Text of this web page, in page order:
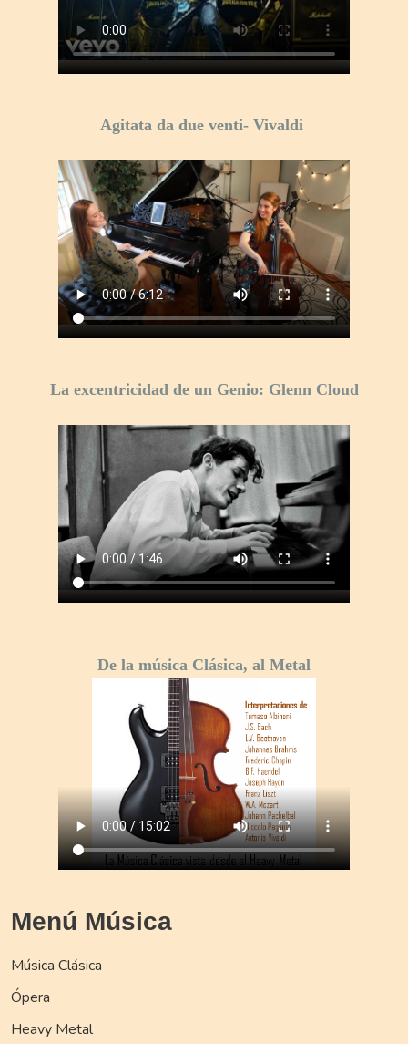
Agitata da due venti- Vivaldi
La excentricidad de un Genio: Glenn Cloud
De la música Clásica, al Metal
Menú Música
Música Clásica
Ópera
Heavy Metal